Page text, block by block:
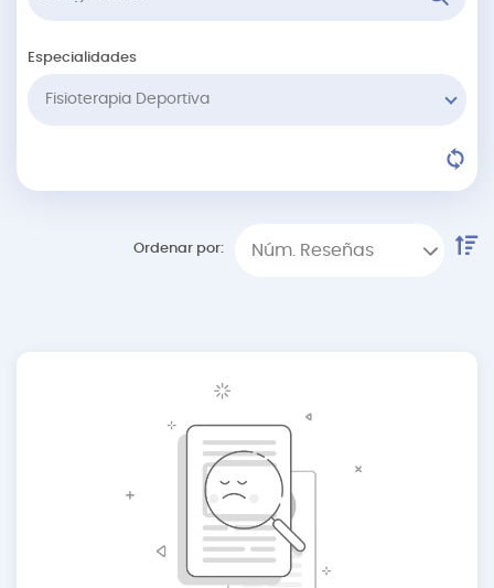
Especialidades
Fisioterapia Deportiva
Ordenar por: Núm. Reseñas